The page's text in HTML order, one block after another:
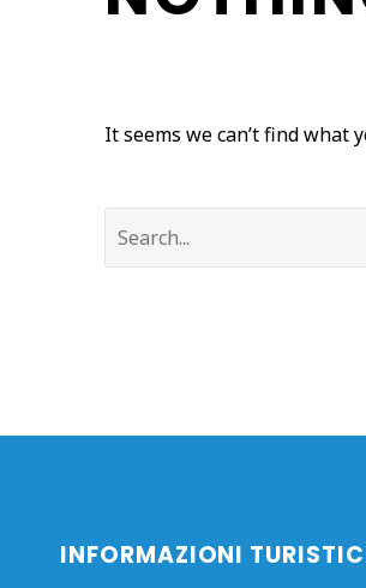
It seems we can’t find what
INFORMAZIONI